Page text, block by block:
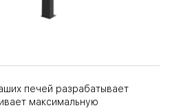
печей разрабатывает
максимальную